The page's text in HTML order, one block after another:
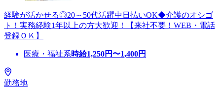
経験が活かせる◎20～50代活躍中日払いOK◆介護のオシゴ
ト！実務経験1年以上の方大歓迎！【来社不要！WEB・電話
登録ＯＫ】
医療・福祉系時給1,250円〜1,400円
勤務地